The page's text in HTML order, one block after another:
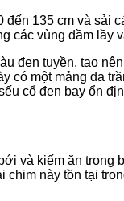
135 cm và sải
các vùng đầm lầy
đen tuyền, tạo
có một mảng da
cổ đen bay ổn
và kiếm ăn
này tồn tại